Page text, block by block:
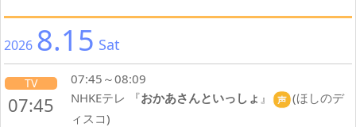
2026 8.15 Sat
TV
07:45
07:45～08:09
NHKEテレ 『おかあさんといっしょ 』
(ほしのデ
ィスコ)